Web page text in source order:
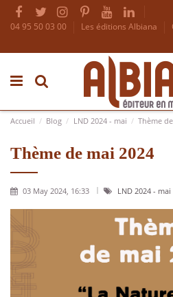
04 95 50 03 00 Les éditions Albiana
Accueil Blog LND 2024 - mai Thème
Thème de mai 2024
03 May 2024, 16:33 LND 2024 - mai